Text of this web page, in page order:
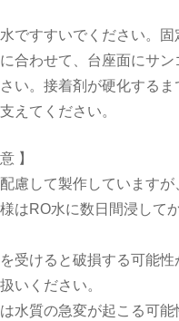
ですすいでください。
合わせて、台座面にサ
い。接着剤が硬化するま
えてください。
】
慮して製作しています
はRO水に数日間浸して
受けると破損する可能性
いください。
水質の急変が起こる可能